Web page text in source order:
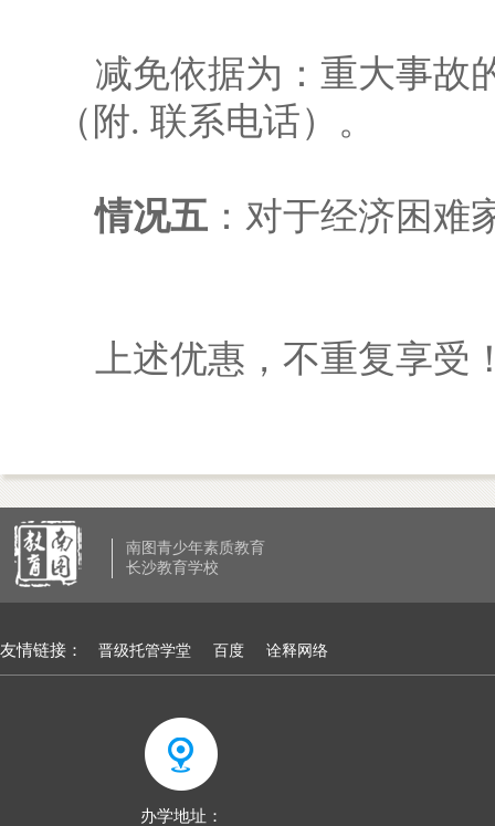
减免依据为：重大事故
（附. 联系电话）。
情况五 ：对于经济困
上述优惠，不重复享受
南图青少年素质教育
长沙教育学校
友情链接： 晋级托管学堂 百度 诠释网络
办学地址：